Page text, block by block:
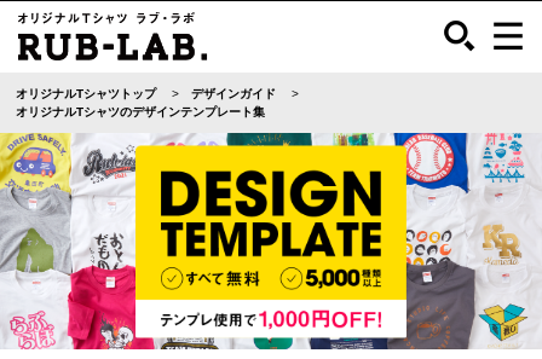
オリジナルTシャツトップ
デザインガイド
オリジナルTシャツのデザインテンプレート集